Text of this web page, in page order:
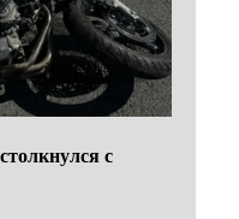
с